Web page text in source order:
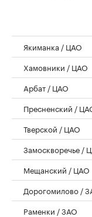
Якиманка / ЦАО
Хамовники / ЦАО
Арбат / ЦАО
Пресненский /
Тверской / ЦАО
Замоскворечье /
Мещанский / ЦАО
Дорогомилово /
Раменки / ЗАО